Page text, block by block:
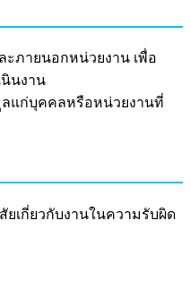
ภายนอกหน่วยงาน เพื่อ
นินงาน
ลแก่บุคคลหรือหน่วยงานที่
เกี่ยวกับงานในความรับผิด